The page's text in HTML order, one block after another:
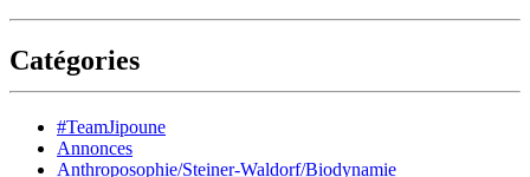
Catégories
#TeamJipoune
Annonces
Anthroposophie/Steiner-Waldorf/Biodynamie